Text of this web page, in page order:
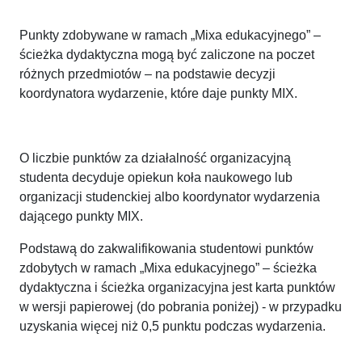
Punkty zdobywane w ramach „Mixa edukacyjnego” –
ścieżka dydaktyczna mogą być zaliczone na poczet
różnych przedmiotów – na podstawie decyzji
koordynatora wydarzenie, które daje punkty MIX.
O liczbie punktów za działalność organizacyjną
studenta decyduje opiekun koła naukowego lub
organizacji studenckiej albo koordynator wydarzenia
dającego punkty MIX.
Podstawą do zakwalifikowania studentowi punktów
zdobytych w ramach „Mixa edukacyjnego” – ścieżka
dydaktyczna i ścieżka organizacyjna jest karta punktów
w wersji papierowej (do pobrania poniżej) - w przypadku
uzyskania więcej niż 0,5 punktu podczas wydarzenia.